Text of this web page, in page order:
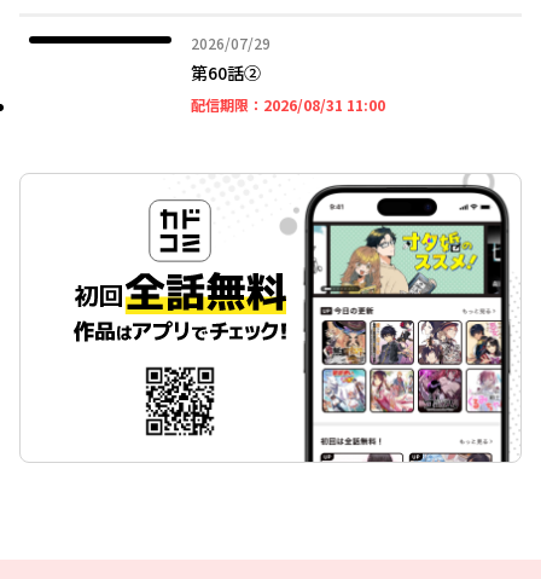
2026/07/29
2026年07月29日
第60話➁
配信期限： 2026/08/31 11:002026年08月31日 11時